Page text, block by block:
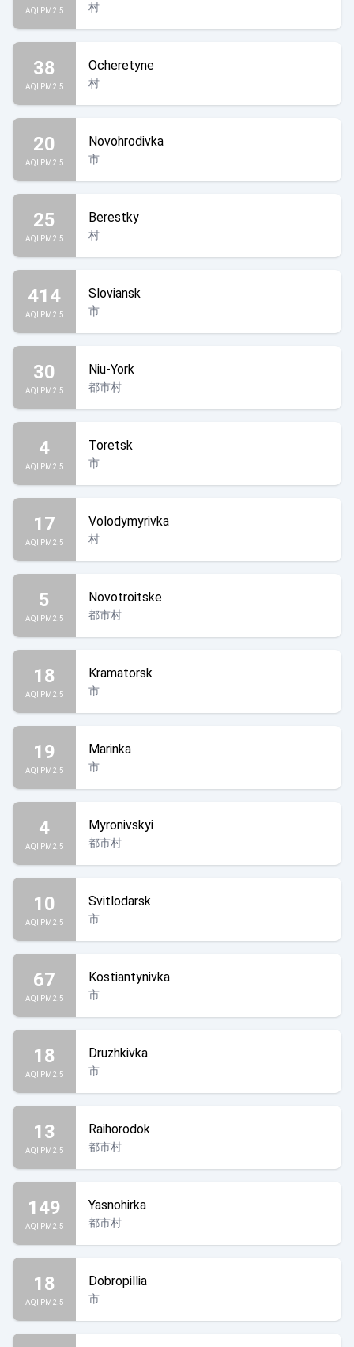
AQI PM2.5 村
38
AQI PM2.5
Ocheretyne
村
20
AQI PM2.5
Novohrodivka
市
25
AQI PM2.5
Berestky
村
414
AQI PM2.5
Sloviansk
市
30
AQI PM2.5
Niu-York
都市村
4
AQI PM2.5
Toretsk
市
17
AQI PM2.5
Volodymyrivka
村
5
AQI PM2.5
Novotroitske
都市村
18
AQI PM2.5
Kramatorsk
市
19
AQI PM2.5
Marinka
市
4
AQI PM2.5
Myronivskyi
都市村
10
AQI PM2.5
Svitlodarsk
市
67
AQI PM2.5
Kostiantynivka
市
18
AQI PM2.5
Druzhkivka
市
13
AQI PM2.5
Raihorodok
都市村
149
AQI PM2.5
Yasnohirka
都市村
18
AQI PM2.5
Dobropillia
市